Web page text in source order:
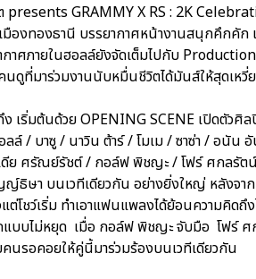
presents GRAMMY X RS : 2K
องทองธานี บรรยากาศหน้างานสนุกคึกคัก
ศภายในฮอลล์ยังจัดเต็มไปกับ Production
ดูที่มาร่วมงานนับหมื่นชีวิตได้มันส์ให้สุดเหวี่
ง เริ่มต้นด้วย OPENING SCENE เปิดตัว
/ บาซู / นาวิน ต้าร์ / โมเม / ซาซ่า / อนัน
ย ศรัณย์รัชต์ / กอล์ฟ พิชญะ / โฟร์ ศกลรัต
ญ์ธิษา บนเวทีเดียวกัน อย่างยิ่งใหญ่ หลังจ
โชว์เริ่ม ทำเอาแฟนแพลงได้ย้อนความคิด
แบบไม่หยุด เมื่อ กอล์ฟ พิชญะ จับมือ โฟร์
นรอคอยให้คู่นี้มาร่วมร้องบนเวทีเดียวกัน